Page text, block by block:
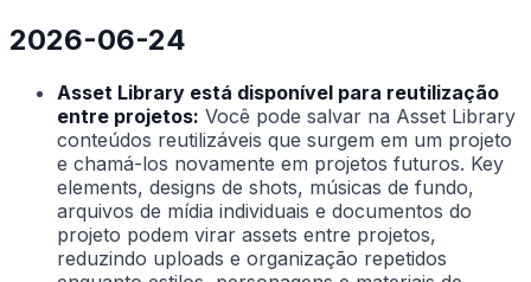
2026-06-24
Asset Library está disponível para reutilização
entre projetos: Você pode salvar na Asset Library
conteúdos reutilizáveis que surgem em um projeto
e chamá-los novamente em projetos futuros. Key
elements, designs de shots, músicas de fundo,
arquivos de mídia individuais e documentos do
projeto podem virar assets entre projetos,
reduzindo uploads e organização repetidos